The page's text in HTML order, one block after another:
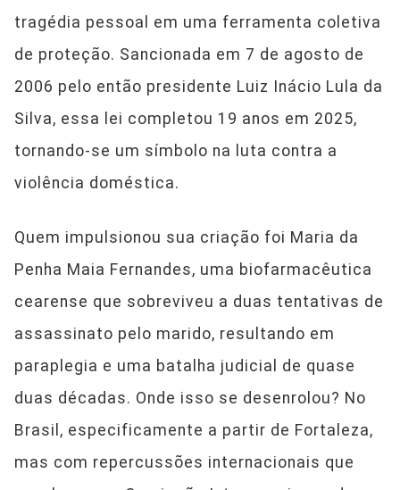
tragédia pessoal em uma ferramenta coletiva
de proteção. Sancionada em 7 de agosto de
2006 pelo então presidente Luiz Inácio Lula da
Silva, essa lei completou 19 anos em 2025,
tornando-se um símbolo na luta contra a
violência doméstica.
Quem impulsionou sua criação foi Maria da
Penha Maia Fernandes, uma biofarmacêutica
cearense que sobreviveu a duas tentativas de
assassinato pelo marido, resultando em
paraplegia e uma batalha judicial de quase
duas décadas. Onde isso se desenrolou? No
Brasil, especificamente a partir de Fortaleza,
mas com repercussões internacionais que